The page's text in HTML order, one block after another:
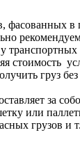
фасованных в
транспортных
стоимость
груз
за
или
грузов и